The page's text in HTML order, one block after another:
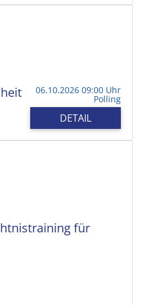
06.10.2026 09:00 Uhr
Polling
DETAIL
für